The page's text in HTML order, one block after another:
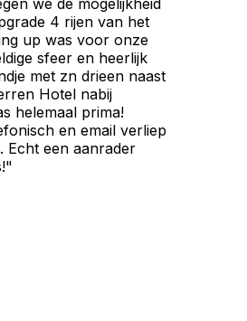
4 rijen van het
up was voor onze
sfeer en heerlijk
met zn drieen naast
Hotel nabij
helemaal prima!
en email verliep
Echt een aanrader